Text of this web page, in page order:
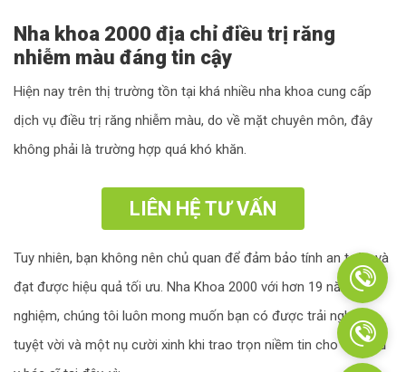
Nha khoa 2000 địa chỉ điều trị răng
nhiễm màu đáng tin cậy
Hiện nay trên thị trường tồn tại khá nhiều nha khoa cung cấp
dịch vụ điều trị răng nhiễm màu, do về mặt chuyên môn, đây
không phải là trường hợp quá khó khăn.
LIÊN HỆ TƯ VẤN
Tuy nhiên, bạn không nên chủ quan để đảm bảo tính an toàn và
đạt được hiệu quả tối ưu. Nha Khoa 2000 với hơn 19 năm kinh
nghiệm, chúng tôi luôn mong muốn bạn có được trải nghiệm
tuyệt vời và một nụ cười xinh khi trao trọn niềm tin cho đội ngũ